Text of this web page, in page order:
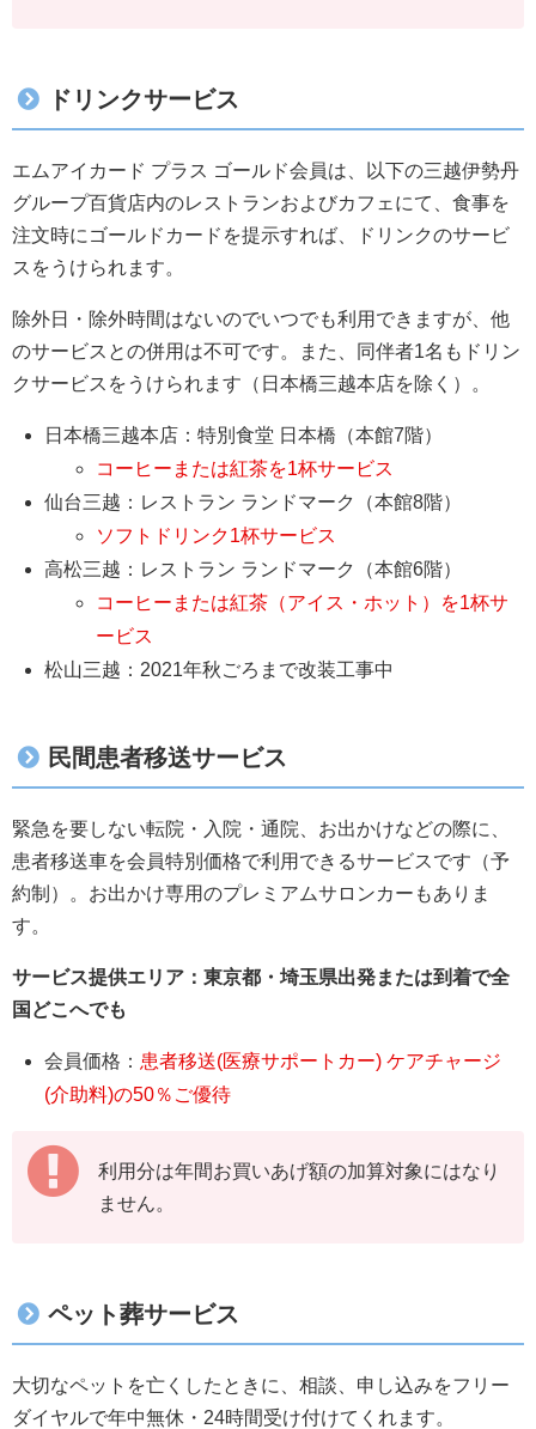
ドリンクサービス
エムアイカード プラス ゴールド会員は、以下の三越伊勢丹
グループ百貨店内のレストランおよびカフェにて、食事を
注文時にゴールドカードを提示すれば、ドリンクのサービ
スをうけられます。
除外日・除外時間はないのでいつでも利用できますが、他
のサービスとの併用は不可です。また、同伴者1名もドリン
クサービスをうけられます（日本橋三越本店を除く）。
日本橋三越本店：特別食堂 日本橋（本館7階）
コーヒーまたは紅茶を1杯サービス
仙台三越：レストラン ランドマーク（本館8階）
ソフトドリンク1杯サービス
高松三越：レストラン ランドマーク（本館6階）
コーヒーまたは紅茶（アイス・ホット）を1杯サ
ービス
松山三越：2021年秋ごろまで改装工事中
民間患者移送サービス
緊急を要しない転院・入院・通院、お出かけなどの際に、
患者移送車を会員特別価格で利用できるサービスです（予
約制）。お出かけ専用のプレミアムサロンカーもありま
す。
サービス提供エリア：東京都・埼玉県出発または到着で全
国どこへでも
会員価格： 患者移送(医療サポートカー) ケアチャージ
(介助料)の50％ご優待
利用分は年間お買いあげ額の加算対象にはなり
ません。
ペット葬サービス
大切なペットを亡くしたときに、相談、申し込みをフリー
ダイヤルで年中無休・24時間受け付けてくれます。